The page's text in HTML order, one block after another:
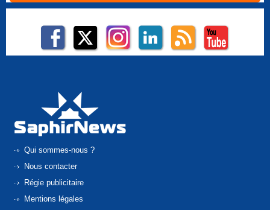
Qui sommes-nous ?
Nous contacter
Régie publicitaire
Mentions légales